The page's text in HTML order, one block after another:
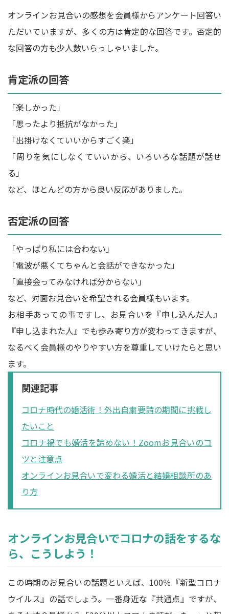
オンラインお見合いの感想を会員様からアンケート回答い
ただいていますが、多くの方は肯定的な回答です。否定的
な回答の方も少人数いらっしゃいました。
肯定派の回答
「楽しかった」
「思ったより抵抗がなかった」
「出掛けなくていいからすごく楽」
「周りを気にしなくていいから、いろいろな話題が話せ
る」
など、ほとんどの方から良い反応がありました。
否定派の回答
「やっぱり私には合わない」
「電波が悪くてちゃんと会話ができなかった」
「直接会ってみなければ分からない」
など、対面お見合いを希望される会員様もいます。
お相手あっての事ですし、お見合いを『申し込んだ人』
『申し込まれた人』でも歩み寄り方が変わってきますが、
なるべく会員様のやりやすい方を尊重していけたらと思い
ます。
関連記事
コロナ時代の婚活術！外出自粛要請の期間に挑戦し
たいこと
コロナ禍でも婚活を諦めない！Zoomお見合いのコ
ツと注意点
オンラインお見合いで変わる婚活と結婚相談所のあ
り方
オンラインお見合いでコロナの話をするな
ら、こうしよう！
この時期のお見合いの話題といえば、100％『新型コロナ
ウイルス』の話でしょう。一番身近な『共通点』ですが、